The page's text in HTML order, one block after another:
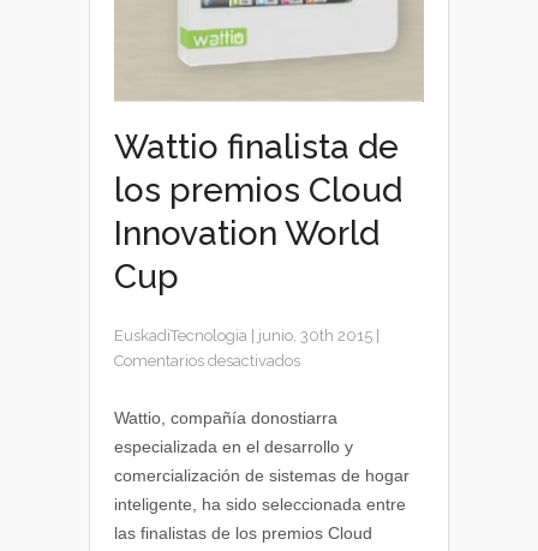
Wattio finalista de
los premios Cloud
Innovation World
Cup
EuskadiTecnologia junio, 30th 2015
Comentarios desactivadosen
finalista
premios
Cloud
Innovation
Wattio, compañía donostiarra
especializada en el desarrollo y
comercialización de sistemas de hogar
inteligente, ha sido seleccionada entre
las finalistas de los premios Cloud